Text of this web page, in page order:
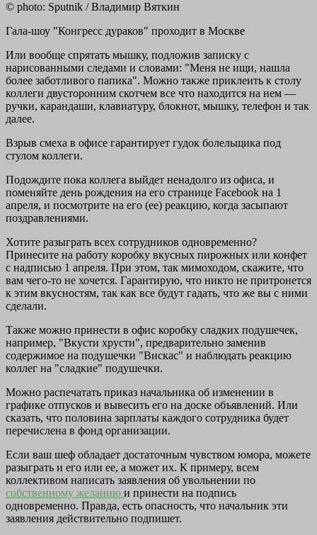
© photo: Sputnik / Владимир Вяткин
Гала-шоу "Конгресс дураков" проходит в Москве
Или вообще спрятать мышку, подложив записку с
нарисованными следами и словами: "Меня не ищи, нашла
более заботливого папика". Можно также приклеить к столу
коллеги двусторонним скотчем все что находится на нем —
ручки, карандаши, клавиатуру, блокнот, мышку, телефон и так
далее.
Взрыв смеха в офисе гарантирует гудок болельщика под
стулом коллеги.
Подождите пока коллега выйдет ненадолго из офиса, и
поменяйте день рождения на его странице Facebook на 1
апреля, и посмотрите на его (ее) реакцию, когда засыпают
поздравлениями.
Хотите разыграть всех сотрудников одновременно?
Принесите на работу коробку вкусных пирожных или конфет
с надписью 1 апреля. При этом, так мимоходом, скажите, что
вам чего-то не хочется. Гарантирую, что никто не притронется
к этим вкусностям, так как все будут гадать, что же вы с ними
сделали.
Также можно принести в офис коробку сладких подушечек,
например, "Вкусти хрусти", предварительно заменив
содержимое на подушечки "Вискас" и наблюдать реакцию
коллег на "сладкие" подушечки.
Можно распечатать приказ начальника об изменении в
графике отпусков и вывесить его на доске объявлений. Или
сказать, что половина зарплаты каждого сотрудника будет
перечислена в фонд организации.
Если ваш шеф обладает достаточным чувством юмора, можете
разыграть и его или ее, а может их. К примеру, всем
коллективом написать заявления об увольнении по
собственному желанию и принести на подпись
одновременно. Правда, есть опасность, что начальник эти
заявления действительно подпишет.